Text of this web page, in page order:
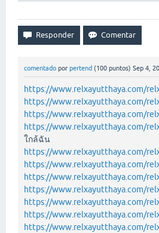
comentado por pertend (100 puntos) Sep 4,
https://www.relxayutthaya.com/
https://www.relxayutthaya.com/
https://www.relxayutthaya.com/
https://www.relxayutthaya.com/
ใกล้ฉัน
https://www.relxayutthaya.com/
https://www.relxayutthaya.com/
https://www.relxayutthaya.com/
https://www.relxayutthaya.com/
https://www.relxayutthaya.com/
https://www.relxayutthaya.com/
https://www.relxayutthaya.com/